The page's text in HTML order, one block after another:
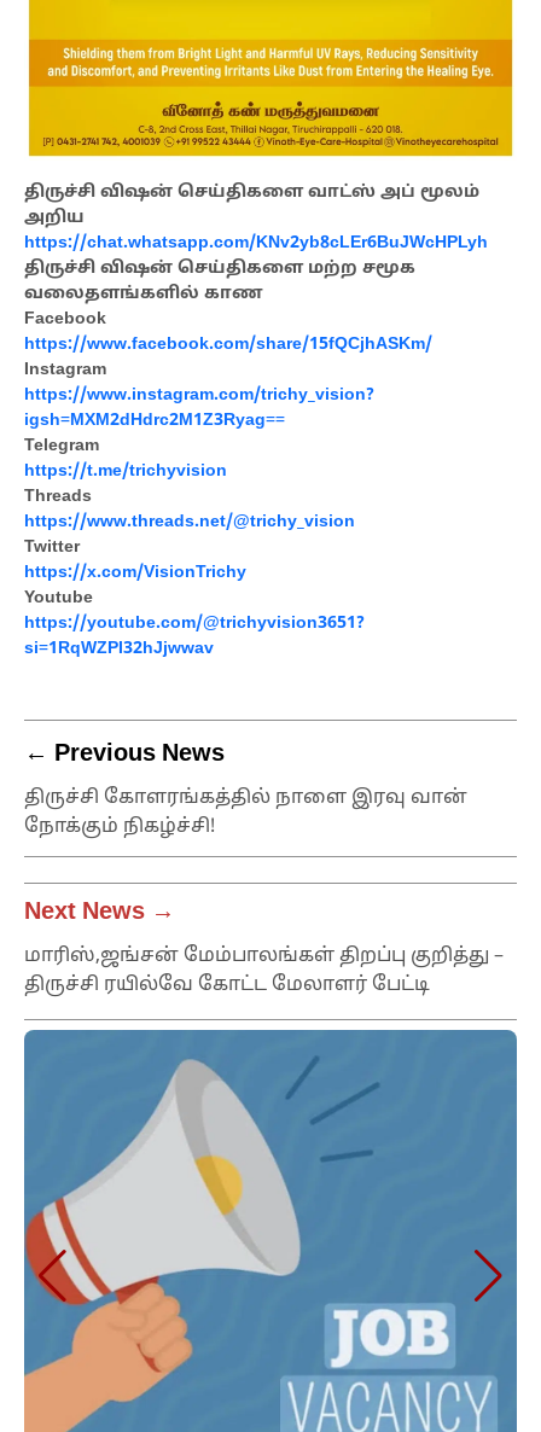
திருச்சி விஷன் செய்திகளை வாட்ஸ் அப் மூலம்
அறிய
https://chat.whatsapp.com/KNv2yb8cLEr6BuJWcHPLyh
திருச்சி விஷன் செய்திகளை மற்ற சமூக
வலைதளங்களில் காண
Facebook
https://www.facebook.com/share/15fQCjhASKm/
Instagram
https://www.instagram.com/trichy_vision?
igsh=MXM2dHdrc2M1Z3Ryag==
Telegram
https://t.me/trichyvision
Threads
https://www.threads.net/@trichy_vision
Twitter
https://x.com/VisionTrichy
Youtube
https://youtube.com/@trichyvision3651?
si=1RqWZPI32hJjwwav
← Previous News
திருச்சி கோளரங்கத்தில் நாளை இரவு வான்
நோக்கும் நிகழ்ச்சி!
Next News →
மாரிஸ்,ஜங்சன் மேம்பாலங்கள் திறப்பு குறித்து –
திருச்சி ரயில்வே கோட்ட மேலாளர் பேட்டி